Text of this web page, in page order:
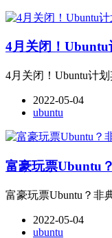
4月关闭！
4月关闭！Ubuntu计
2022-05-04
ubuntu
富豪玩票Ubuntu
富豪玩票Ubuntu？非
2022-05-04
ubuntu